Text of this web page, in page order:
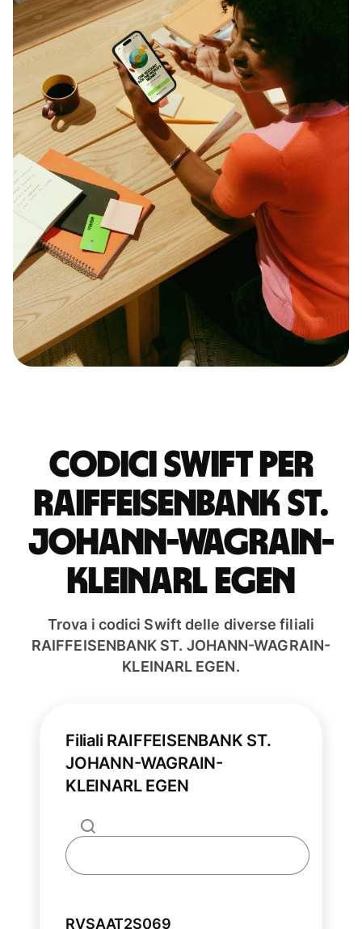
Codici Swift per
RAIFFEISENBANK ST.
JOHANN-WAGRAIN-
KLEINARL EGEN
Trova i codici Swift delle diverse filiali
RAIFFEISENBANK ST. JOHANN-WAGRAIN-
KLEINARL EGEN.
Filiali RAIFFEISENBANK ST.
JOHANN-WAGRAIN-
KLEINARL EGEN
RVSAAT2S069